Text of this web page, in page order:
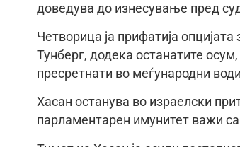
доведува до изнесување пред
Четворица ја прифатија
Тунберг, додека останатите
пресретнати во меѓународни
Хасан останува во израелски
парламентарен имунитет важи